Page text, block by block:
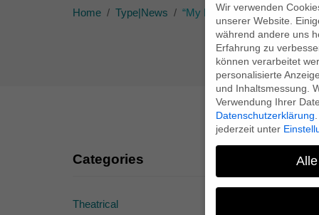
Home Type|News “My Heart of Darkness” on
Categories
Theatrical
Wir verwenden
unserer Website.
während andere uns
Erfahrung zu
können verarbeitet
personalisierte
und Inhaltsmessung.
Verwendung Ihrer
Datenschutzerklärung
jederzeit unter